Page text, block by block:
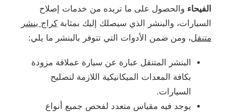
الفيحاء والحصول على ما تريده من خدمات إصلاح
السيارات، والبنشر الذي سيصلك إليك بمثابة كراج بنشر
متنقل، ومن ضمن الأدوات التي تتوفر بالبنشر ما يلي:
البنشر المتنقل عبارة عن سيارة عملاقة مزودة
بكافة المعدات الميكانيكية اللازمة لتصليح
السيارات.
يوجد فيه مقياس متعدد لفحص جميع أنواع